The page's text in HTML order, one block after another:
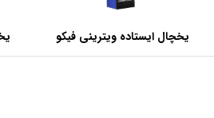
یخچال ایستاده ویترینی فیکو
عرض 60 سانتی متر